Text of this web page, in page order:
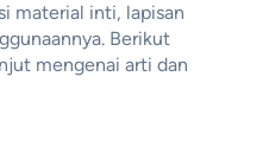
material inti, lapisan
Berikut
mengenai arti dan